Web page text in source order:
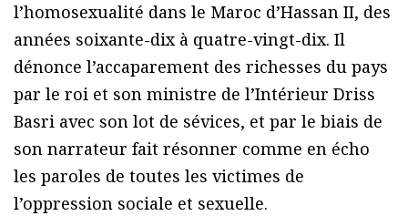
l’homosexualité dans le Maroc d’Hassan II, des
années soixante-dix à quatre-vingt-dix. Il
dénonce l’accaparement des richesses du pays
par le roi et son ministre de l’Intérieur Driss
Basri avec son lot de sévices, et par le biais de
son narrateur fait résonner comme en écho
les paroles de toutes les victimes de
l’oppression sociale et sexuelle.